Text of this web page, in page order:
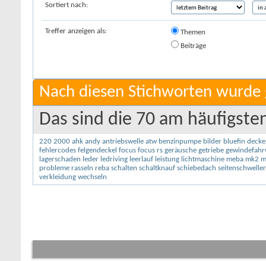
Sortiert nach:
Treffer anzeigen als:
Themen
Beiträge
Nach diesen Stichworten wurde
Das sind die 70 am
220 2000 ahk andy antriebswelle atw benzinpumpe bilder bluefin
fehlercodes felgendeckel focus focus rs geräusche getriebe
lagerschaden leder ledriving leerlauf leistung lichtmaschine meba mk2
probleme rasseln reba schalten schaltknauf schiebedach seitenschweller
verkleidung wechseln